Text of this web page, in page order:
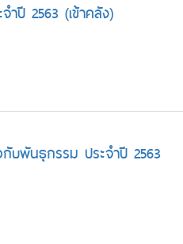
ปี 2563 (เข้าคลัง)
กับพันธุกรรม ประจำปี 2563